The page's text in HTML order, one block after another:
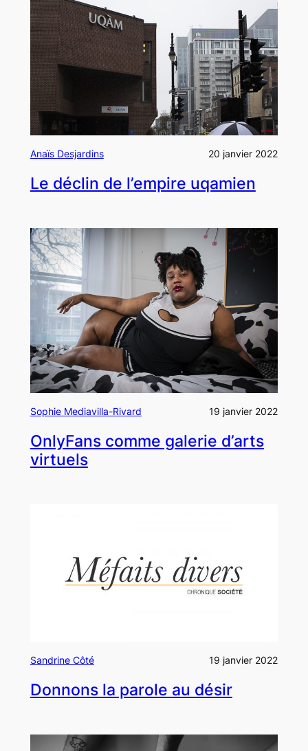
Anaïs Desjardins 20 janvier 2022
Le déclin de l’empire uqamien
Sophie Mediavilla-Rivard 19 janvier 2022
OnlyFans comme galerie d’arts
virtuels
Sandrine Côté 19 janvier 2022
Donnons la parole au désir